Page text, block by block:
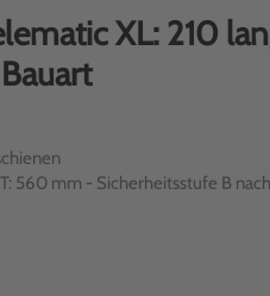
XL: 210
560 mm - Sicherheitsstufe B